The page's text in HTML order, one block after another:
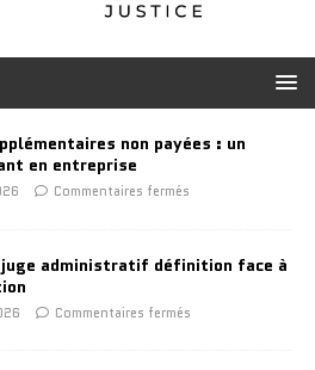
non payées : un
en entreprise
Commentaires fermés
juge administratif définition face à
Commentaires fermés